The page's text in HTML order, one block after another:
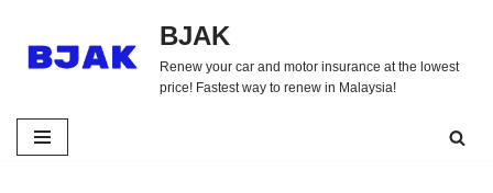
Skip
BJAK
Renew your car and motor insurance at the lowest
price! Fastest way to renew in Malaysia!